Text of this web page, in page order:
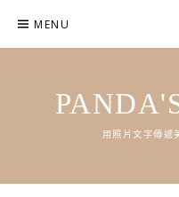
content
MENU
用照片文字傳遞